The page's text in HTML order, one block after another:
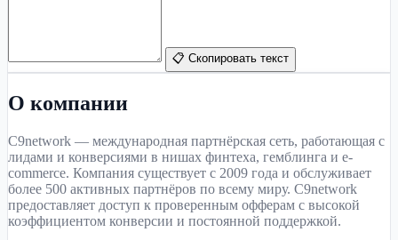
📋 Скопировать текст
О компании
C9network — международная партнёрская сеть, работающая с
лидами и конверсиями в нишах финтеха, гемблинга и e-
commerce. Компания существует с 2009 года и обслуживает
более 500 активных партнёров по всему миру. C9network
предоставляет доступ к проверенным офферам с высокой
коэффициентом конверсии и постоянной поддержкой.